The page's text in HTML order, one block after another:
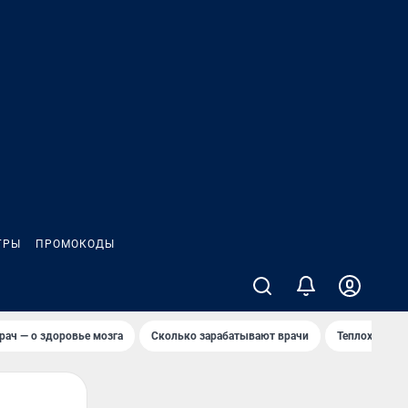
ПРОМОКОДЫ
— о здоровье мозга Сколько зарабатывают врачи Теплоход